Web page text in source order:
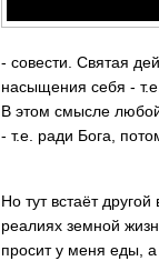
- совести. Святая
насыщения себя -
В этом смысле
- т.е. ради Бога,
Но тут встаёт
реалиях земной
просит у меня еды,